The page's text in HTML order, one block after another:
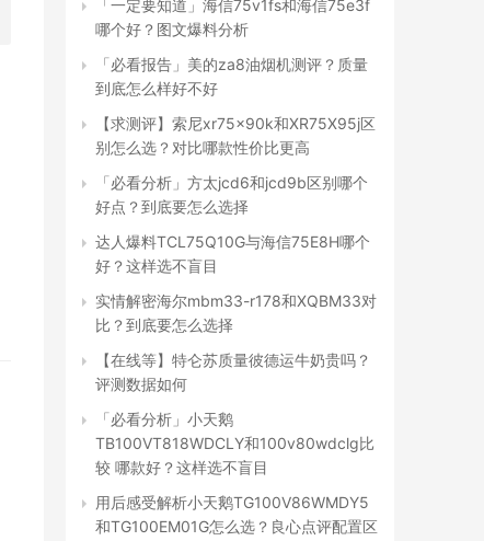
「一定要知道」海信75v1fs和海信75e3f
哪个好？图文爆料分析
「必看报告」美的za8油烟机测评？质量
到底怎么样好不好
【求测评】索尼xr75x90k和XR75X95j区
别怎么选？对比哪款性价比更高
「必看分析」方太jcd6和jcd9b区别哪个
好点？到底要怎么选择
达人爆料TCL75Q10G与海信75E8H哪个
好？这样选不盲目
实情解密海尔mbm33-r178和XQBM33对
比？到底要怎么选择
【在线等】特仑苏质量彼德运牛奶贵吗？
评测数据如何
「必看分析」小天鹅
TB100VT818WDCLY和100v80wdclg比
较 哪款好？这样选不盲目
用后感受解析小天鹅TG100V86WMDY5
和TG100EM01G怎么选？良心点评配置区